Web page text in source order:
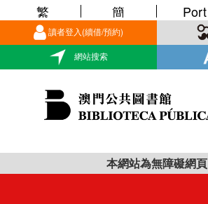
讀者登入(續借/預約)
網站搜索
繁 簡 Port
本網站為無障礙網頁